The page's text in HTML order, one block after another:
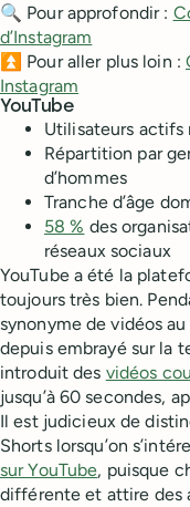
🔍 Pour approfondir :
d’Instagram
⏫ Pour aller plus loin :
Instagram
YouTube
Utilisateurs actifs
Répartition par
d’hommes
Tranche d’âge
58 % des
réseaux sociaux
YouTube a été la
toujours très bien.
synonyme de vidéos
depuis embrayé sur la
introduit des vidéos
jusqu’à 60 secondes,
Il est judicieux de
Shorts lorsqu’on
sur YouTube, puisque
différente et attire des